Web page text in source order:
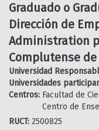
Graduado o
Dirección de
Administration
Complutense
Universidad
Universidades
Centros: Facultad de
Centro de
RUCT: 2500825